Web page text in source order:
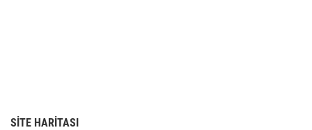
SITE HARITASI